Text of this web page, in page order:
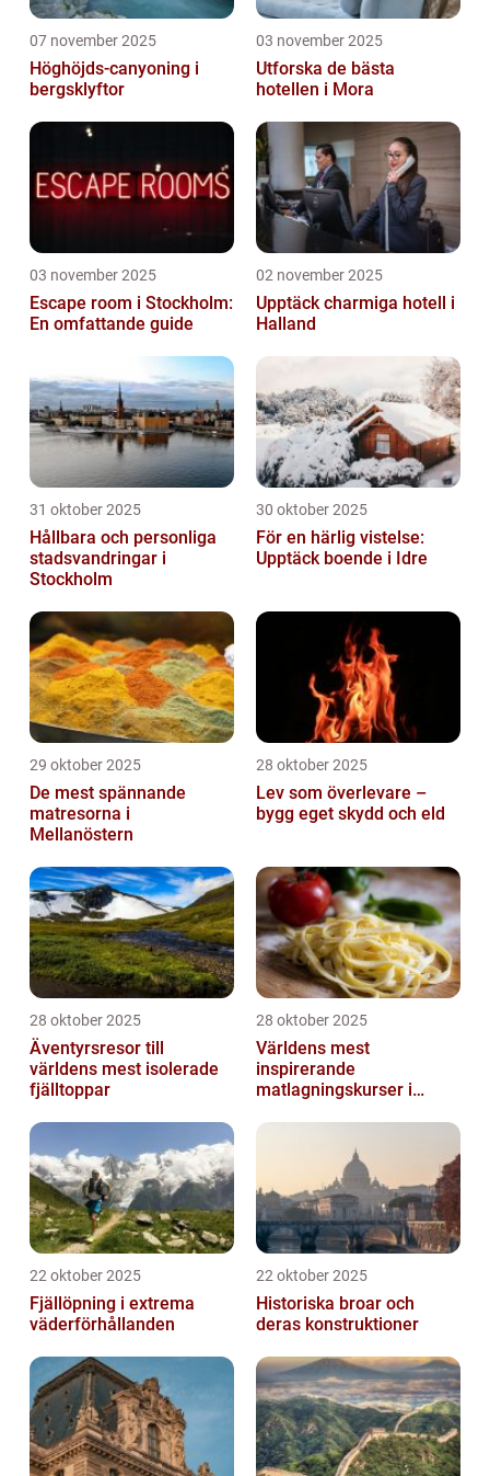
07 november 2025
Höghöjds-canyoning i
bergsklyftor
03 november 2025
Utforska de bästa
hotellen i Mora
03 november 2025
Escape room i Stockholm:
En omfattande guide
02 november 2025
Upptäck charmiga hotell i
Halland
31 oktober 2025
Hållbara och personliga
stadsvandringar i
Stockholm
30 oktober 2025
För en härlig vistelse:
Upptäck boende i Idre
29 oktober 2025
De mest spännande
matresorna i
Mellanöstern
28 oktober 2025
Lev som överlevare –
bygg eget skydd och eld
28 oktober 2025
Äventyrsresor till
världens mest isolerade
fjälltoppar
28 oktober 2025
Världens mest
inspirerande
matlagningskurser i
22 oktober 2025
Fjällöpning i extrema
väderförhållanden
22 oktober 2025
Historiska broar och
deras konstruktioner